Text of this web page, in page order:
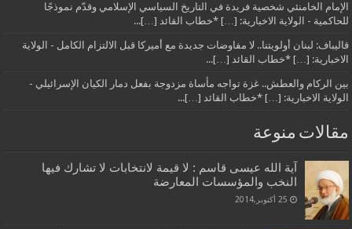
الإمام الخامنئي شخصية فريدة في التاريخ السياسي الإسلامي وقدّم نموذجًا
للحاكمية - الولاية الاخبارية: […] *خطاب القائد […]...
قاليباف: لبنان أولويتنا.. لا مفاوضات جديدة مع أميركا قبل الالتزام الكامل - الولاية
الاخبارية: […] *خطاب القائد […]...
بين الركام والعطش.. غزة تواجه مأساة مزدوجة بفعل دمار الكيان الإسرائيلي -
الولاية الاخبارية: […] *خطاب القائد […]...
مقالات منوعة
آية الله عيسى قاسم : لا قيمة لانتخابات لا تشارك فيها
النخب والمؤسسات المعارضة
25 أكتوبر,2014